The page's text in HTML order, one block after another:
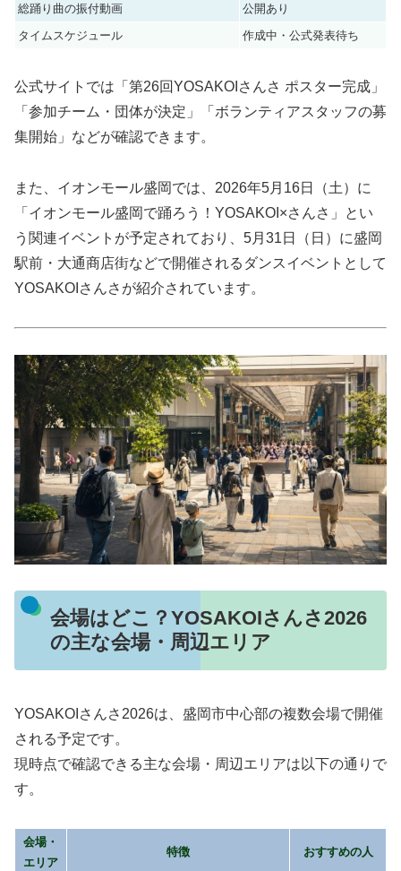
総踊り曲の振付動画
公開あり
タイムスケジュール
作成中・公式発表待ち
公式サイトでは「第26回YOSAKOIさんさ ポスター完成」
「参加チーム・団体が決定」「ボランティアスタッフの募
集開始」などが確認できます。
また、イオンモール盛岡では、2026年5月16日（土）に
「イオンモール盛岡で踊ろう！YOSAKOI×さんさ」とい
う関連イベントが予定されており、5月31日（日）に盛岡
駅前・大通商店街などで開催されるダンスイベントとして
YOSAKOIさんさが紹介されています。
会場はどこ？YOSAKOIさんさ2026
の主な会場・周辺エリア
YOSAKOIさんさ2026は、盛岡市中心部の複数会場で開催
される予定です。
現時点で確認できる主な会場・周辺エリアは以下の通りで
す。
会場・
エリア
特徴 おすすめの人